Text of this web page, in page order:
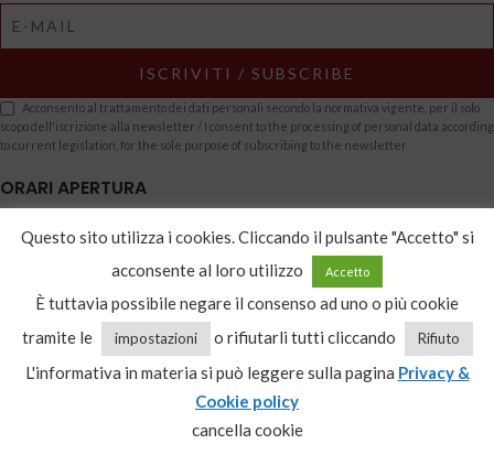
Acconsento al trattamento dei dati personali secondo la normativa vigente, per il solo
scopo dell'iscrizione alla newsletter / I consent to the processing of personal data according
to current legislation, for the sole purpose of subscribing to the newsletter
ORARI APERTURA
dal Lunedì al Sabato
dalle 15:30 alle 20:00
Condizioni generali di vendita
Questo sito utilizza i cookies. Cliccando il pulsante "Accetto" si
acconsente al loro utilizzo
Accetto
È tuttavia possibile negare il consenso ad uno o più cookie
tramite le
impostazioni o rifiutarli tutti cliccando Rifiuto
L'informativa in materia si può leggere sulla pagina Privacy &
Cookie policy
cancella cookie